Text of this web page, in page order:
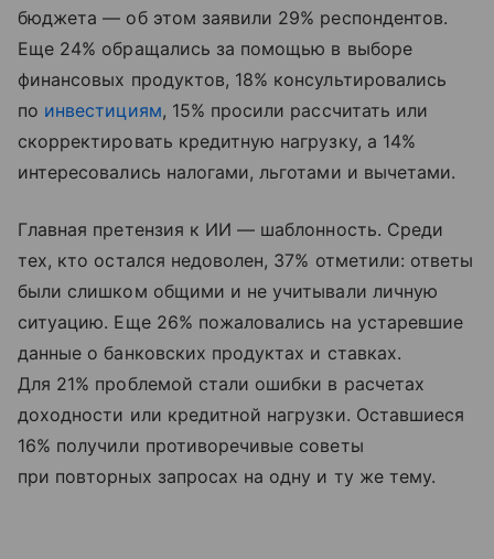
бюджета — об этом заявили 29% респондентов.
Еще 24% обращались за помощью в выборе
финансовых продуктов, 18% консультировались
по инвестициям, 15% просили рассчитать или
скорректировать кредитную нагрузку, а 14%
интересовались налогами, льготами и вычетами.
Главная претензия к ИИ — шаблонность. Среди
тех, кто остался недоволен, 37% отметили: ответы
были слишком общими и не учитывали личную
ситуацию. Еще 26% пожаловались на устаревшие
данные о банковских продуктах и ставках.
Для 21% проблемой стали ошибки в расчетах
доходности или кредитной нагрузки. Оставшиеся
16% получили противоречивые советы
при повторных запросах на одну и ту же тему.